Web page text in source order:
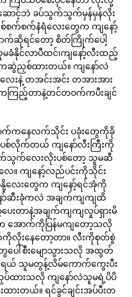
ောင့်ဘဲ ခပ်သွက်သွက်မှန်မှန်လိုး
စက်စက်နံရံလေးတွေက ကျနော့်
ာက်ဆိုရင်တော့ စိတ်ကြိုက်ပေါ့
ခံနိုင်လာပီထင်၊ကျနော့်လီးထည့်
ကဆွဲညှစ်ထားတယ်။ ကျနော်လဲ
းနဲ့ တအင်းအင်း တအားအား
ကြည့်တာနဲ့တင်တဝက်ကပီးချင်
ာက်ကနေလက်သိုင်း ပခုံးတွေကိုခို
စ်လိုက်တယ် ကျနော်လီးကြီးကို
သွက်လေးလိုးပစ်တော့ သူမဆီ
။ ကျနော့်လည်ပင်းကိုသိုင်း
လေးတွေက ကျနော့်ရင်အုံကို
ာ်ဆီးခုံကလဲ အချက်ကျကျထိ
းတာနဲ့အချက်ကျကျလှုပ်ရှားမိ
အောက်ကိုပြန်မကျတော့သလို
လိုးနေတော့တာ။ လီးကိုစုတ်စွဲ
ေါ်စီးမျောသွားသလို အထွတ်
ယ် သူမတွန့်လိမ်ကောက်ကွေးပီး
ပ်ထားသလို ကျနော်လဲသူမရဲ့ပိပိ
းတယ်။ ရင်ခွင်ချင်းအပ်ပီးတ